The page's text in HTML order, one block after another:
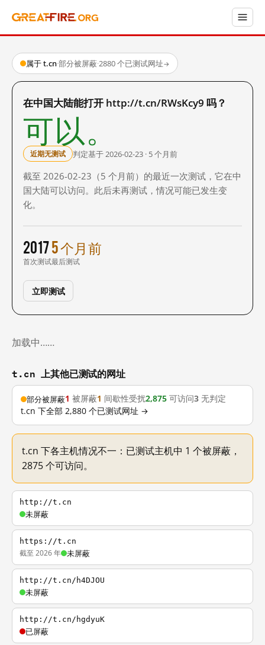
属于 t.cn·部分被屏蔽·2880 个已测试网址→
在中国大陆能打开 http://t.cn/RWsKcy9 吗？
可以。
近期无测试 判定基于 2026-02-23 · 5 个月前
截至 2026-02-23（5 个月前）的最近一次测试，它在中
国大陆可以访问。此后未再测试，情况可能已发生变
化。
2017
首次测试
5 个月前
最后测试
立即测试
加载中……
t.cn 上其他已测试的网址
部分被屏蔽1 被屏蔽1 间歇性受扰2,875 可访问3 无判定
t.cn 下全部 2,880 个已测试网址 →
t.cn 下各主机情况不一：已测试主机中 1 个被屏蔽，
2875 个可访问。
http://t.cn
未屏蔽
https://t.cn
截至 2026 年 未屏蔽
http://t.cn/h4DJOU
未屏蔽
http://t.cn/hgdyuK
已屏蔽